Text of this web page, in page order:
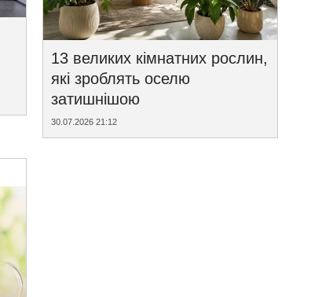
13 великих кімнатних рослин,
які зроблять оселю
затишнішою
30.07.2026 21:12